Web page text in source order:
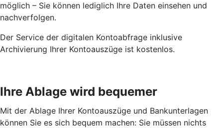
möglich – Sie können lediglich Ihre Daten einsehen und
nachverfolgen.
Der Service der digitalen Kontoabfrage inklusive
Archivierung Ihrer Kontoauszüge ist kostenlos.
Ihre Ablage wird bequemer
Mit der Ablage Ihrer Kontoauszüge und Bankunterlagen
können Sie es sich bequem machen: Sie müssen nichts